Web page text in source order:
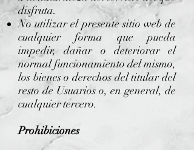
disfruta.
No utilizar el presente sitio web de
cualquier forma que pueda
impedir, dañar o deteriorar el
normal funcionamiento del mismo,
los bienes o derechos del titular del
resto de Usuarios o, en general, de
cualquier tercero.
Prohibiciones